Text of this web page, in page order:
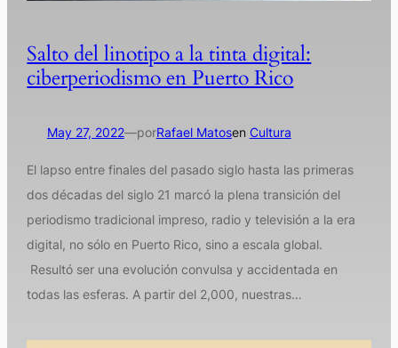
Salto del linotipo a la tinta digital:
ciberperiodismo en Puerto Rico
May 27, 2022—porRafael Matosen Cultura
El lapso entre finales del pasado siglo hasta las primeras
dos décadas del siglo 21 marcó la plena transición del
periodismo tradicional impreso, radio y televisión a la era
digital, no sólo en Puerto Rico, sino a escala global.
Resultó ser una evolución convulsa y accidentada en
todas las esferas. A partir del 2,000, nuestras…